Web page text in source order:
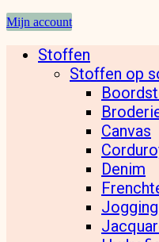
Mijn account
Stoffen
Stoffen op
Canvas
Denim